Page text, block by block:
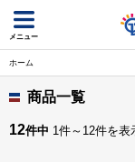
メニュー
ホーム
商品一覧
12件中 1件～12件を表